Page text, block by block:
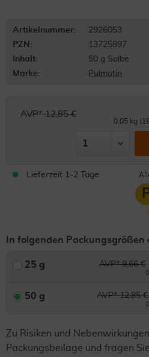
Artikelnummer:
2926053
PZN:
13725897
Inhalt:
50 g Salbe
Marke:
Pulmotin
AVP* 12,85 €
0.05 kg
Lieferzeit 1-2 Tage
In folgenden Packungsgrößen
25 g AVP* 9,66 €
50 g AVP* 12,85 €
Zu Risiken und
Packungsbeilage und fragen